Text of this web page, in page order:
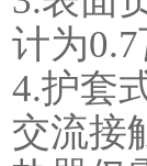
计为
4.护套
交流接